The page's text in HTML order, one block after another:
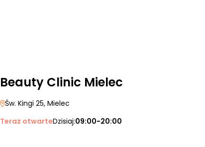
Beauty Clinic Mielec
Św. Kingi 25, Mielec
Teraz otwarteDzisiaj:09:00-20:00